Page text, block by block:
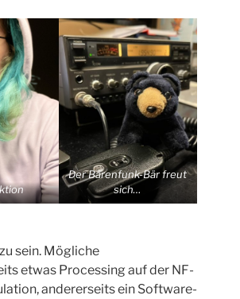
Der Bärenfunk-Bär freut
sich…
sein. Mögliche
etwas Processing auf der NF-
andererseits ein Software-